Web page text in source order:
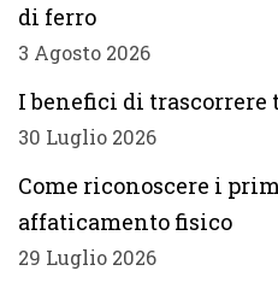
di ferro
3 Agosto 2026
I benefici di trascorrere
30 Luglio 2026
Come riconoscere i
affaticamento fisico
29 Luglio 2026